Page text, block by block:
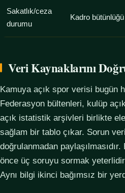
Sakatlık/ceza
durumu
Kadro bütünlüğü
Veri Kaynaklarını
Kamuya açık spor verisi bugün
Federasyon bültenleri, kulüp
açık istatistik arşivleri birlikte ele
sağlam bir tablo çıkar. Sorun
doğrulanmadan
önce üç soruyu sormak
Aynı bilgi ikinci bağımsız bir